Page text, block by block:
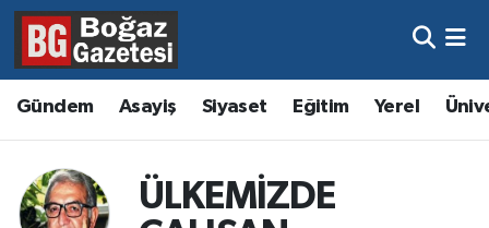
Gündem Asayiş Siyaset Eğitim Yerel
ÜLKEMİZDE
Asayiş
Eğitim
Ekonomi
Hava Durumu
Trafik Durumu
Süper Lig Puan Durumu ve Fikstür